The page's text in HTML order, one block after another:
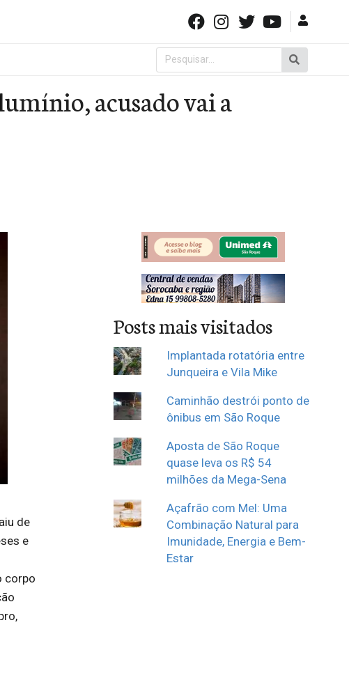
Pesquisar
por:
acusado vai a
de
e
corpo
Posts mais visitados
Implantada rotatória entre
Junqueira e Vila Mike
Caminhão destrói ponto de
ônibus em São Roque
Aposta de São Roque
quase leva os R$ 54
milhões da Mega-Sena
Açafrão com Mel: Uma
Combinação Natural para
Imunidade, Energia e Bem-
Estar